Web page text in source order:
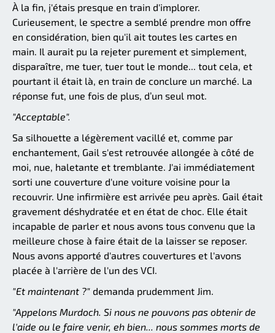
À la fin, j'étais presque en train d'implorer.
Curieusement, le spectre a semblé prendre mon offre
en considération, bien qu'il ait toutes les cartes en
main. Il aurait pu la rejeter purement et simplement,
disparaître, me tuer, tuer tout le monde... tout cela, et
pourtant il était là, en train de conclure un marché. La
réponse fut, une fois de plus, d’un seul mot.
"Acceptable".
Sa silhouette a légèrement vacillé et, comme par
enchantement, Gail s'est retrouvée allongée à côté de
moi, nue, haletante et tremblante. J'ai immédiatement
sorti une couverture d'une voiture voisine pour la
recouvrir. Une infirmière est arrivée peu après. Gail était
gravement déshydratée et en état de choc. Elle était
incapable de parler et nous avons tous convenu que la
meilleure chose à faire était de la laisser se reposer.
Nous avons apporté d'autres couvertures et l'avons
placée à l'arrière de l'un des VCI.
"Et maintenant ?" demanda prudemment Jim.
"Appelons Murdoch. Si nous ne pouvons pas obtenir de
l'aide ou le faire venir, eh bien... nous sommes morts de